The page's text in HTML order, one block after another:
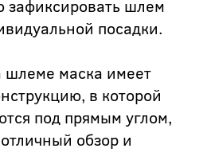
зафиксировать шлем
посадки.
шлеме маска имеет
в которой
под прямым углом,
обзор и